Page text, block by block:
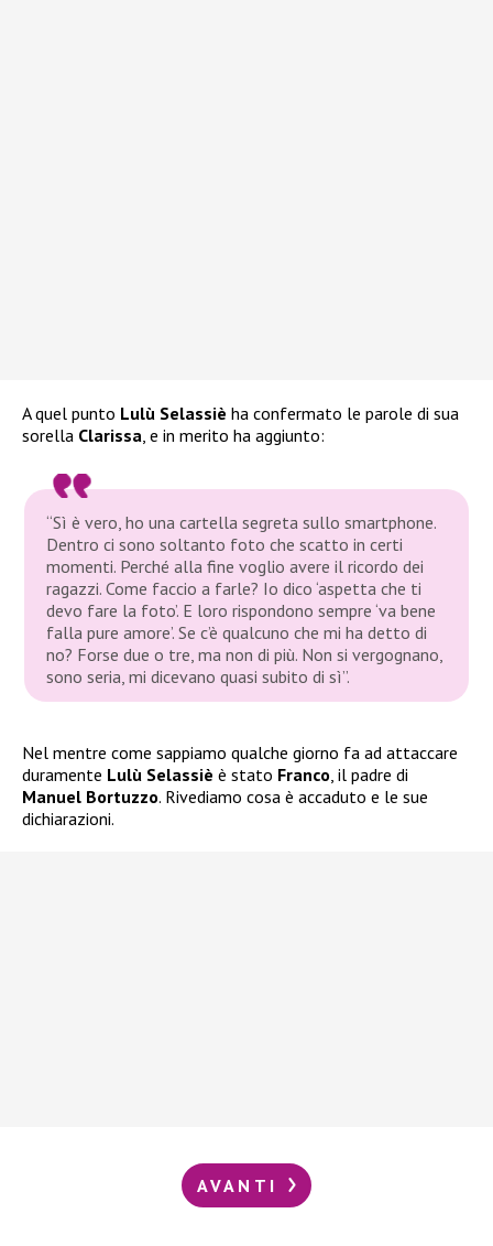
A quel punto Lulù Selassiè ha confermato le parole di sua
sorella Clarissa , e in merito ha aggiunto:
“Sì è vero, ho una cartella segreta sullo smartphone.
Dentro ci sono soltanto foto che scatto in certi
momenti. Perché alla fine voglio avere il ricordo dei
ragazzi. Come faccio a farle? Io dico ‘aspetta che ti
devo fare la foto’. E loro rispondono sempre ‘va bene
falla pure amore’. Se c’è qualcuno che mi ha detto di
no? Forse due o tre, ma non di più. Non si vergognano,
sono seria, mi dicevano quasi subito di sì”.
Nel mentre come sappiamo qualche giorno fa ad attaccare
duramente Lulù Selassiè è stato Franco , il padre di
Manuel Bortuzzo. Rivediamo cosa è accaduto e le sue
dichiarazioni.
AVANTI